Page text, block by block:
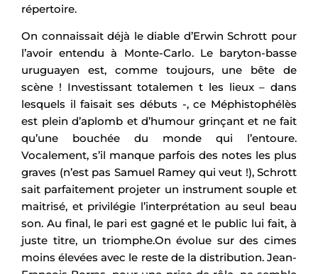
répertoire.
On connaissait déjà le diable d’Erwin Schrott pour
l’avoir entendu à Monte-Carlo. Le baryton-basse
uruguayen est, comme toujours, une bête de
scène ! Investissant totalemen t les lieux – dans
lesquels il faisait ses débuts -, ce Méphistophélès
est plein d’aplomb et d’humour grinçant et ne fait
qu’une bouchée du monde qui l’entoure.
Vocalement, s’il manque parfois des notes les plus
graves (n’est pas Samuel Ramey qui veut !), Schrott
sait parfaitement projeter un instrument souple et
maitrisé, et privilégie l’interprétation au seul beau
son. Au final, le pari est gagné et le public lui fait, à
juste titre, un triomphe.On évolue sur des cimes
moins élevées avec le reste de la distribution. Jean-